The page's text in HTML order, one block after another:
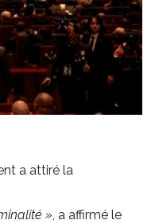
a attiré la
», a affirmé le